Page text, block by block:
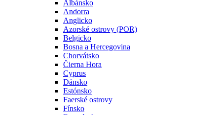
Albánsko
Andorra
Anglicko
Azorské ostrovy (POR)
Belgicko
Bosna a Hercegovina
Chorvátsko
Čierna Hora
Cyprus
Dánsko
Estónsko
Faerské ostrovy
Fínsko